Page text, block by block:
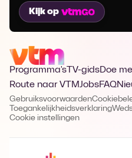
Kijk op
Programma's TV-gidsDoe
Route naar VTMJobsFAQ
Gebruiksvoorwaarden
Toegankelijkheidsverklaring
Cookie instellingen